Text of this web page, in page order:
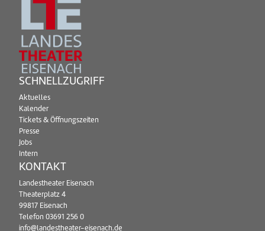
SCHNELLZUGRIFF
Aktuelles
Kalender
Tickets & Öffnungszeiten
Presse
Jobs
Intern
KONTAKT
Landestheater Eisenach
Theaterplatz 4
99817 Eisenach
Telefon 03691 256 0
info@landestheater-eisenach.de